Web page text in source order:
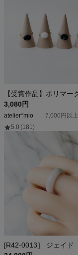
3,080円
atelier*mio
7,000円以
5.0 (181)